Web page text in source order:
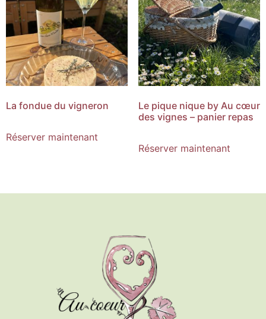
La fondue du vigneron
Réserver maintenant
Le pique nique by Au cœur
des vignes – panier repas
Réserver maintenant